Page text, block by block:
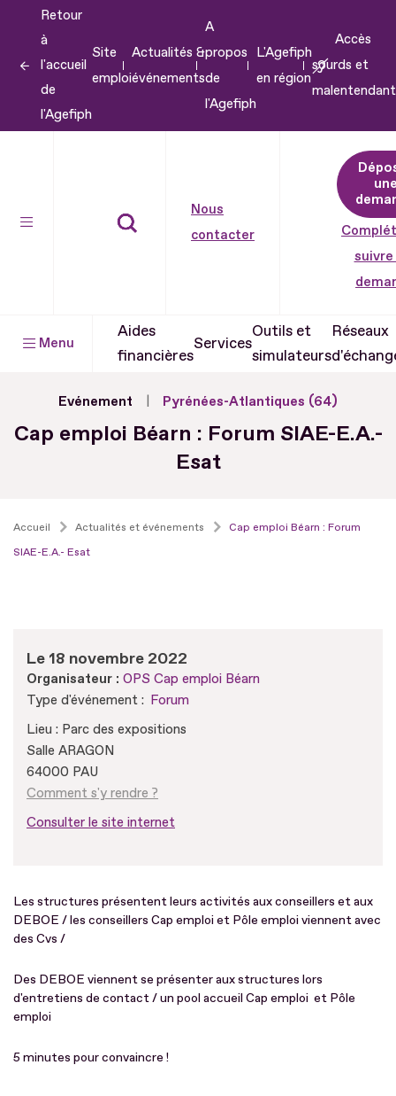
contenu
Retour
à
l'accueil
de
l'Agefiph
Site
emploi
Actualités &
événements
A
propos
de
l'Agefiph
L'Agefiph
en région
Accès
sourds et
Nous
contacter
suivre
Menu
Aides
financières
Services
Outils et
simulateurs
Réseaux
Evénement Pyrénées-Atlantiques (64)
Cap emploi Béarn : Forum SIAE-E.A.-
Esat
Accueil Actualités et événements
Cap emploi Béarn : Forum
SIAE-E.A.- Esat
Le 18 novembre 2022
Organisateur : OPS Cap emploi Béarn
Type d'événement : Forum
Lieu : Parc des expositions
Salle ARAGON
64000 PAU
Comment s'y rendre ?
Consulter le site internet
Les structures présentent leurs activités aux conseillers et aux
DEBOE / les conseillers Cap emploi et Pôle emploi viennent avec
des Cvs /
Des DEBOE viennent se présenter aux structures lors
d'entretiens de contact / un pool accueil Cap emploi et Pôle
emploi
5 minutes pour convaincre !